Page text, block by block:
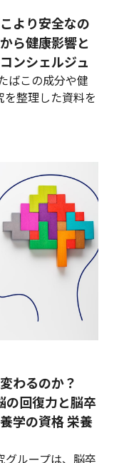
より安全なの
ら健康影響と
ンシェルジュ
ばこの成分や健
整理した資料を
わるのか？
回復力と脳卒
学の資格 栄養
グループは、脳卒